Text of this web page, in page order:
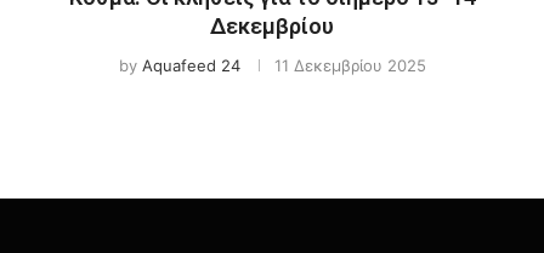
Δεκεμβρίου
by Aquafeed 24 11 Δεκεμβρίου 2025